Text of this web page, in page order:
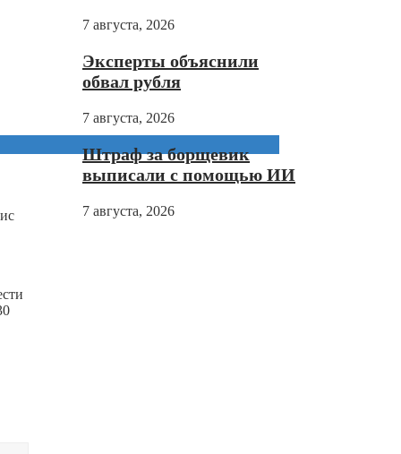
7 августа, 2026
Эксперты объяснили
обвал рубля
7 августа, 2026
Штраф за борщевик
выписали с помощью ИИ
7 августа, 2026